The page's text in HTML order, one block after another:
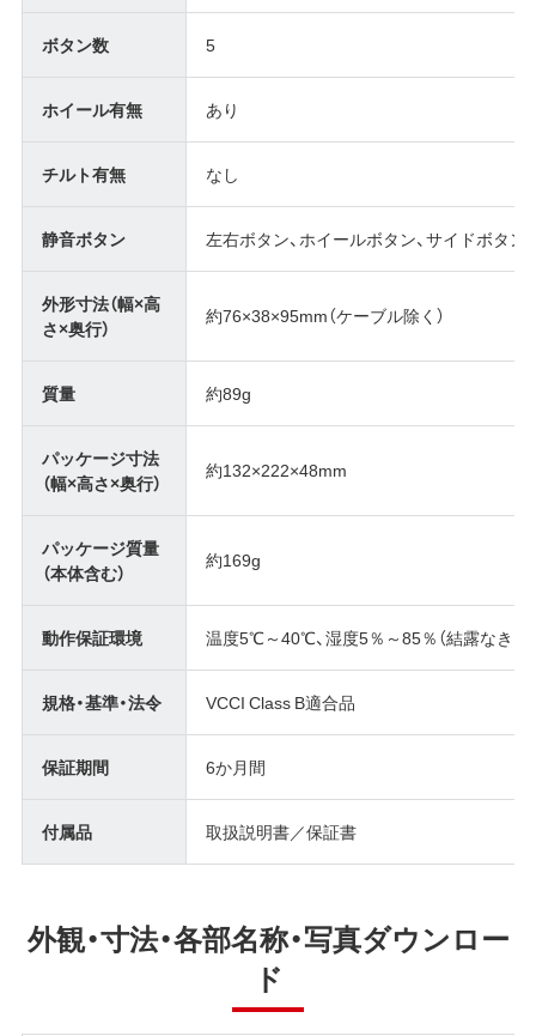
ボタン数 5
ホイール有無 あり
チルト有無 なし
静音ボタン 左右ボタン、ホイールボタン、サイドボタン
外形寸法（幅×高
さ×奥行）
約76×38×95mm（ケーブル除く）
質量 約89g
パッケージ寸法
（幅×高さ×奥行）
約132×222×48mm
パッケージ質量
（本体含む）
約169g
動作保証環境 温度5℃～40℃、湿度5％～85％（結露なきこ
規格・基準・法令 VCCI Class B適合品
保証期間 6か月間
付属品 取扱説明書／保証書
外観・寸法・各部名称・写真ダウンロー
ド